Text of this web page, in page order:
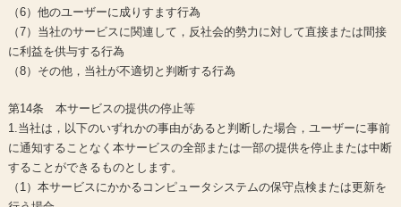
（6）他のユーザーに成りすます行為
（7）当社のサービスに関連して，反社会的勢力に対して直接または間接
に利益を供与する行為
（8）その他，当社が不適切と判断する行為
第14条 本サービスの提供の停止等
1.当社は，以下のいずれかの事由があると判断した場合，ユーザーに事前
に通知することなく本サービスの全部または一部の提供を停止または中断
することができるものとします。
（1）本サービスにかかるコンピュータシステムの保守点検または更新を